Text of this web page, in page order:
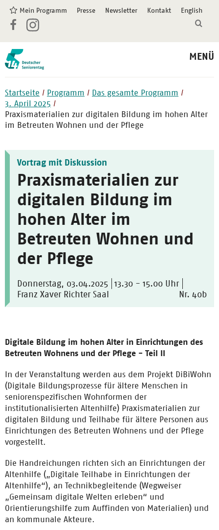
Mein Programm Presse Newsletter Kontakt English
MENÜ
Startseite Programm
Das gesamte Programm
3. April 2025
Praxismaterialien zur digitalen Bildung im hohen Alter
im Betreuten Wohnen und der Pflege
Vortrag mit Diskussion
Praxismaterialien zur
digitalen Bildung im
hohen Alter im
Betreuten Wohnen und
der Pflege
Donnerstag, 03.04.2025
13.30 - 15.00 Uhr
Franz Xaver Richter Saal
Nr. 40b
Digitale Bildung im hohen Alter in Einrichtungen des
Betreuten Wohnens und der Pflege - Teil II
In der Veranstaltung werden aus dem Projekt DiBiWohn
(Digitale Bildungsprozesse für ältere Menschen in
seniorenspezifischen Wohnformen der
institutionalisierten Altenhilfe) Praxismaterialien zur
digitalen Bildung und Teilhabe für ältere Personen aus
Einrichtungen des Betreuten Wohnens und der Pflege
vorgestellt.
Die Handreichungen richten sich an Einrichtungen der
Altenhilfe („Digitale Teilhabe in Einrichtungen der
Altenhilfe“), an Technikbegleitende (Wegweiser
„Gemeinsam digitale Welten erleben“ und
Orientierungshilfe zum Auffinden von Materialien) und
an kommunale Akteure.